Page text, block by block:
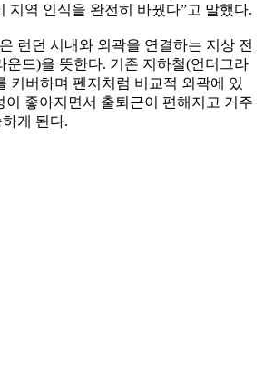
지역 인식을 완전히 바꿨다”고 말했다.
런던 시내와 외곽을 연결하는 지상 전
운드)을 뜻한다. 기존 지하철(언더그라
커버하며 펜지처럼 비교적 외곽에 있
이 좋아지면서 출퇴근이 편해지고 거주
게 된다.